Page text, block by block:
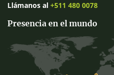
Llámanos al +511 480 0078
Presencia en el mundo